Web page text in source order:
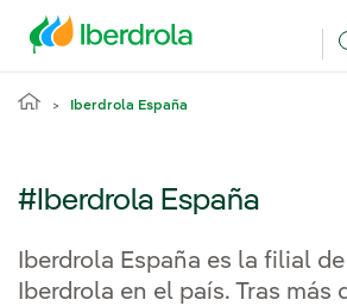
Iberdrola España
#Iberdrola España
Iberdrola España es la filial
Iberdrola en el país. Tras más